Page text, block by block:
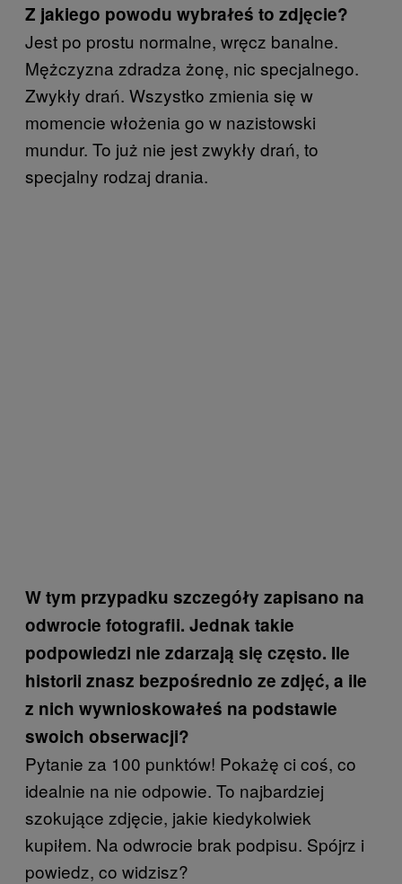
Z jakiego powodu wybrałeś to zdjęcie?
Jest po prostu normalne, wręcz banalne.
Mężczyzna zdradza żonę, nic specjalnego.
Zwykły drań. Wszystko zmienia się w
momencie włożenia go w nazistowski
mundur. To już nie jest zwykły drań, to
specjalny rodzaj drania.
W tym przypadku szczegóły zapisano na
odwrocie fotografii. Jednak takie
podpowiedzi nie zdarzają się często. Ile
historii znasz bezpośrednio ze zdjęć, a ile
z nich wywnioskowałeś na podstawie
swoich obserwacji?
Pytanie za 100 punktów! Pokażę ci coś, co
idealnie na nie odpowie. To najbardziej
szokujące zdjęcie, jakie kiedykolwiek
kupiłem. Na odwrocie brak podpisu. Spójrz i
powiedz, co widzisz?